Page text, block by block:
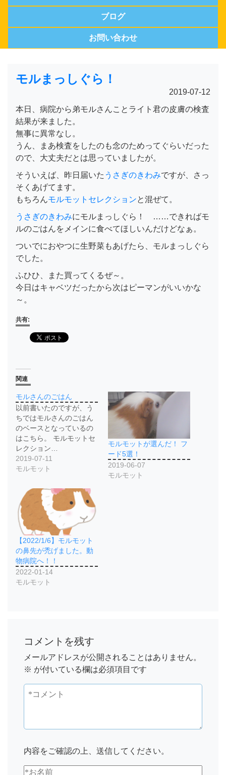
ブログ
お問い合わせ
モルまっしぐら！
2019-07-12
本日、病院から弟モルさんことライト君の皮膚の検査
結果が来ました。
無事に異常なし。
うん、まあ検査をしたのも念のためってぐらいだった
ので、大丈夫だとは思っていましたが。
そういえば、昨日届いた うさぎのきわみですが、さっ
そくあげてます。
もちろんモルモットセレクションと混ぜて。
うさぎのきわみにモルまっしぐら！ ……できればモ
ルのごはんをメインに食べてほしいんだけどなぁ。
ついでにおやつに生野菜もあげたら、モルまっしぐら
でした。
ふひひ、また買ってくるぜ～。
今日はキャベツだったから次はピーマンがいいかな
～。
共有:
関連
モルさんのごはん
以前書いたのですが、う
ちではモルさんのごはん
のベースとなっているの
はこちら。 モルモットセ
レクション…
2019-07-11
モルモット
モルモットが選んだ！ フ
ード5選！
2019-06-07
モルモット
【2022/1/6】モルモット
の鼻先が禿げました。動
物病院へ！！
2022-01-14
モルモット
コメントを残す
メールアドレスが公開されることはありません。
※ が付いている欄は必須項目です
内容をご確認の上、送信してください。